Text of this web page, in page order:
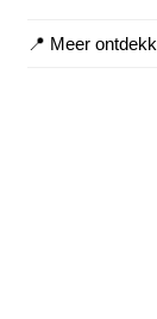
📍 Meer